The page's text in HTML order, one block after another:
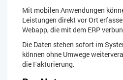
Mit mobilen Anwendungen
Leistungen direkt vor Ort
Webapp, die mit dem ERP
Die Daten stehen sofort im
können ohne Umwege
die Fakturierung.